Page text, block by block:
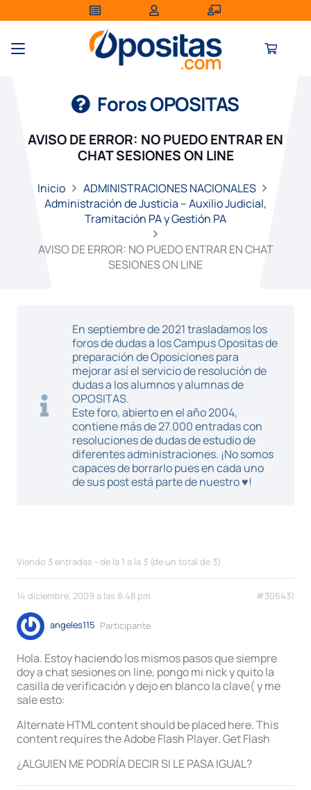
Foros OPOSITAS
AVISO DE ERROR: NO PUEDO ENTRAR EN
CHAT SESIONES ON LINE
Inicio
ADMINISTRACIONES NACIONALES
Administración de Justicia – Auxilio Judicial,
Tramitación PA y Gestión PA
AVISO DE ERROR: NO PUEDO ENTRAR EN CHAT
SESIONES ON LINE
En septiembre de 2021 trasladamos los
foros de dudas a los Campus Opositas de
preparación de Oposiciones para
mejorar así el servicio de resolución de
dudas a los alumnos y alumnas de
OPOSITAS.
Este foro, abierto en el año 2004,
contiene más de 27.000 entradas con
resoluciones de dudas de estudio de
diferentes administraciones. ¡No somos
capaces de borrarlo pues en cada uno
de sus post está parte de nuestro ♥!
Viendo 3 entradas - de la 1 a la 3 (de un total de 3)
14 diciembre, 2009 a las 8:48 pm #306431
angeles115 Participante
Hola. Estoy haciendo los mismos pasos que siempre
doy a chat sesiones on line, pongo mi nick y quito la
casilla de verificación y dejo en blanco la clave( y me
sale esto:
Alternate HTML content should be placed here. This
content requires the Adobe Flash Player. Get Flash
¿ALGUIEN ME PODRÍA DECIR SI LE PASA IGUAL?